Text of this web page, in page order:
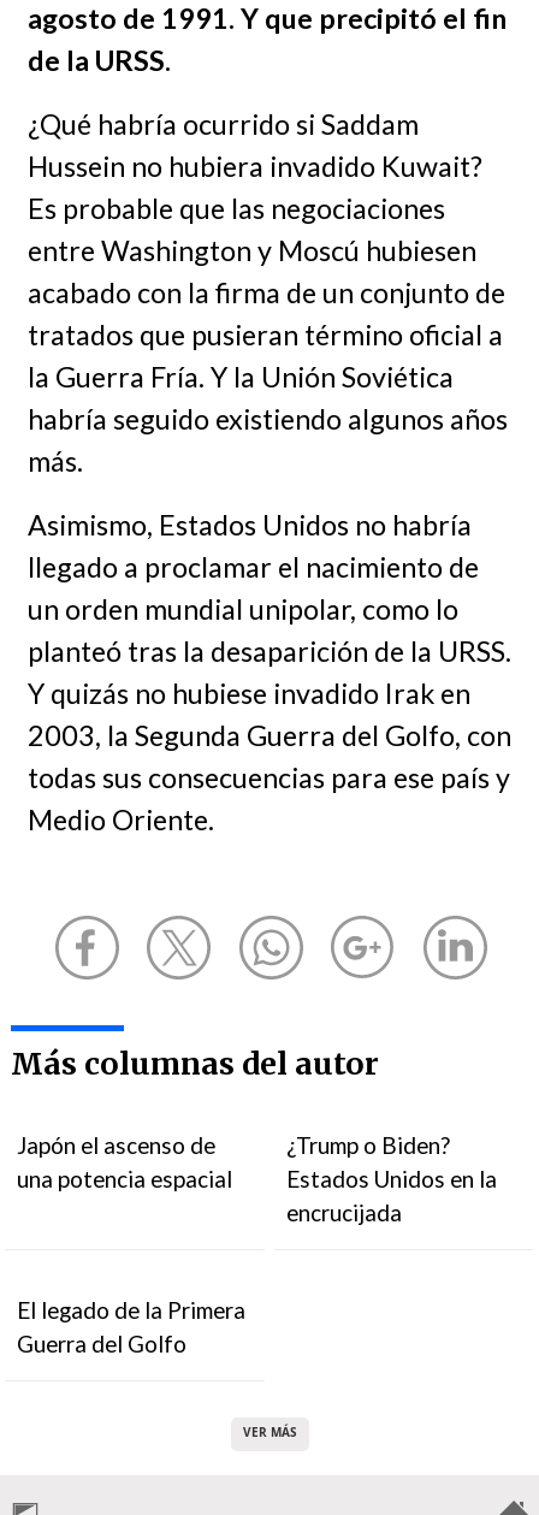
agosto de 1991. Y que precipitó el fin
de la URSS.
¿Qué habría ocurrido si Saddam
Hussein no hubiera invadido Kuwait?
Es probable que las negociaciones
entre Washington y Moscú hubiesen
acabado con la firma de un conjunto de
tratados que pusieran término oficial a
la Guerra Fría. Y la Unión Soviética
habría seguido existiendo algunos años
más.
Asimismo, Estados Unidos no habría
llegado a proclamar el nacimiento de
un orden mundial unipolar, como lo
planteó tras la desaparición de la URSS.
Y quizás no hubiese invadido Irak en
2003, la Segunda Guerra del Golfo, con
todas sus consecuencias para ese país y
Medio Oriente.
Más columnas del autor
Japón el ascenso de
una potencia espacial
¿Trump o Biden?
Estados Unidos en la
encrucijada
El legado de la Primera
Guerra del Golfo
VER MÁS